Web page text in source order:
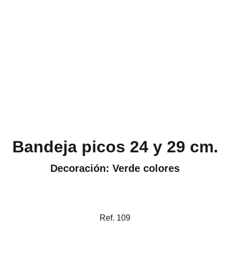
Bandeja picos 24 y 29 cm.
Decoración: Verde colores
Ref. 109